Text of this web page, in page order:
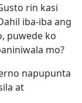
rin kasi
iba-iba ang
puwede ko
mo?
napupunta
at